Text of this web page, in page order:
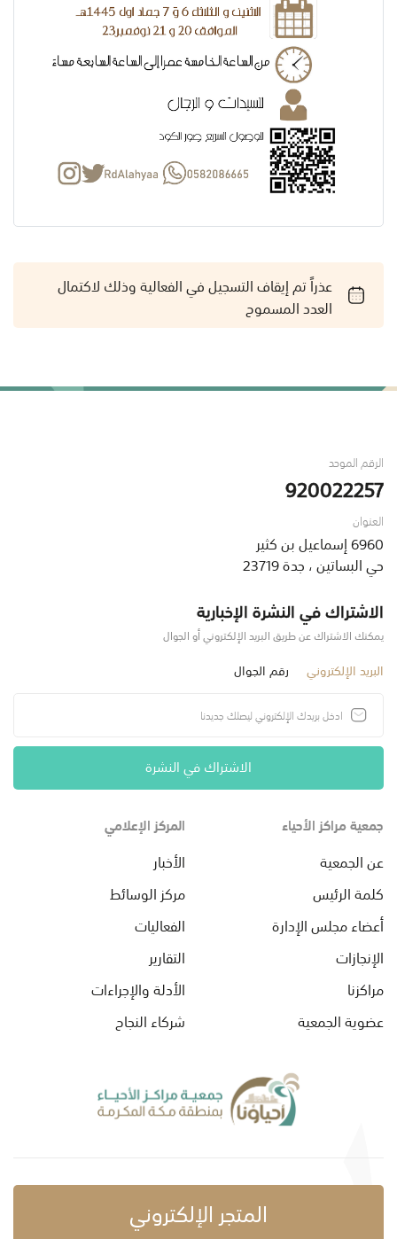
عذراً تم إيقاف التسجيل في الفعالية وذلك لاكتمال
العدد المسموح
الرقم الموحد
920022257
العنوان
6960 إسماعيل بن كثير
حي البساتين ، جدة 23719
الاشتراك في النشرة الإخبارية
يمكنك الاشتراك عن طريق البريد الإلكتروني أو الجوال
البريد الإلكتروني رقم الجوال
الاشتراك في النشرة
جمعية مراكز الأحياء
عن الجمعية
كلمة الرئيس
أعضاء مجلس الإدارة
الإنجازات
مراكزنا
عضوية الجمعية
المركز الإعلامي
الأخبار
مركز الوسائط
الفعاليات
التقارير
الأدلة والإجراءات
شركاء النجاح
المتجر الإلكتروني